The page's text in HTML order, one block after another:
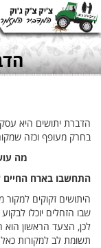
הדברת יתושים היא
בחרק מעופף וכזה
מה עושים כדי
התחשבו בארח החיים
היתושים זקוקים
שבו הזחלים יוכלו
לכן, הצעד הראשון הוא
תשומת לב למקורות